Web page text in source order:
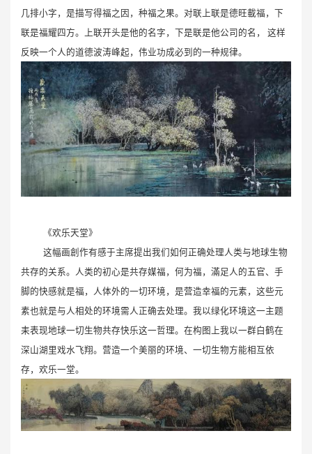
几排小字，是描写得福之因，种福之果。对联上联是德旺載福，下
联是福耀四方。上联开头是他的名字，下是联是他公司的名， 这样
反映一个人的道德波涛峰起，伟业功成必到的一种规律。
《欢乐天堂》
这幅画創作有感于主席提出我们如何正确处理人类与地球生物
共存的关系。人类的初心是共存媒福，何为福，滿足人的五官、手
脚的快感就是福，人体外的一切环境，是营造幸福的元素，这些元
素也就是与人相处的环境需人正确去处理。我以绿化环境这一主题
耒表现地球一切生物共存快乐这一哲理。在构图上我以一群白鹤在
深山湖里戏水飞翔。营造一个美丽的环境、一切生物方能相互依
存，欢乐一堂。